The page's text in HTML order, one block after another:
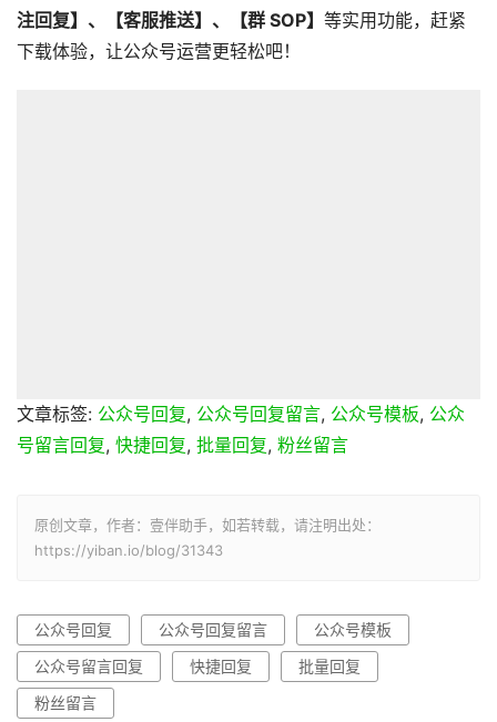
注回复】 、 【客服推送】 、 【群 SOP】 等实用功能，赶紧
下载体验，让公众号运营更轻松吧！
文章标签: 公众号回复, 公众号回复留言, 公众号模板, 公众
号留言回复, 快捷回复, 批量回复, 粉丝留言
原创文章，作者：壹伴助手，如若转载，请注明出处：
https://yiban.io/blog/31343
公众号回复 公众号回复留言
公众号模板
公众号留言回复
快捷回复
批量回复
粉丝留言